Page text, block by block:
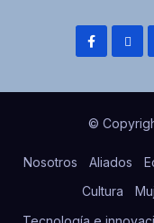
©
Nosotros Aliados
Cultura